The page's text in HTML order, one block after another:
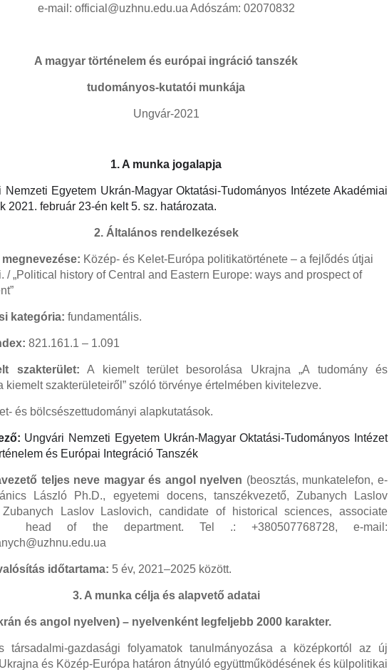
e-mail: official@uzhnu.edu.ua Adószám: 02070832
A magyar történelem és európai ingráció tanszék
tudományos-kutatói munkája
Ungvár-2021
1. A munka jogalapja
Nemzeti Egyetem Ukrán-Magyar Oktatási-Tudományos Intézete Akadémiai
2021. február 23-én kelt 5. sz. határozata.
2. Általános rendelkezések
megnevezése: Közép- és Kelet-Európa politikatörténete – a fejlődés útjai
/ „Political history of Central and Eastern Europe: ways and prospect of
kategória: fundamentális.
821.161.1 – 1.091
szakterület: A kiemelt terület besorolása Ukrajna „A tudomány és
kiemelt szakterületeiről” szóló törvénye értelmében kivitelezve.
és bölcsészettudományi alapkutatások.
Ungvári Nemzeti Egyetem Ukrán-Magyar Oktatási-Tudományos Intézet
és Európai Integráció Tanszék
teljes neve magyar és angol nyelven (beosztás, munkatelefon, e-
László Ph.D., egyetemi docens, tanszékvezető, Zubanych Laslov
Zubanych Laslov Laslovich, candidate of historical sciences, associate
head of the department. Tel .: +380507768728, e-mail:
időtartama: 5 év, 2021–2025 között.
3. A munka célja és alapvető adatai
és angol nyelven) – nyelvenként legfeljebb 2000 karakter.
társadalmi-gazdasági folyamatok tanulmányozása a középkortól az új
és Közép-Európa határon átnyúló együttműködésének és külpolitikai